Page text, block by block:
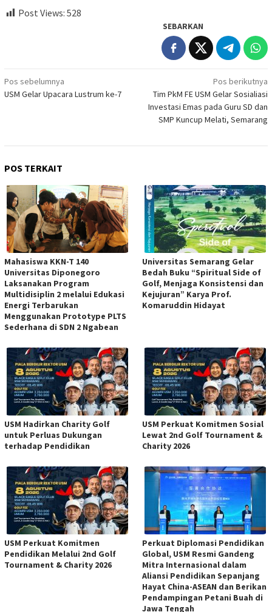
Post Views: 528
SEBARKAN
Navigasi
pos
Pos sebelumnya
USM Gelar Upacara Lustrum ke-7
Pos berikutnya
Tim PkM FE USM Gelar Sosialiasi
Investasi Emas pada Guru SD dan
SMP Kuncup Melati, Semarang
POS TERKAIT
Mahasiswa KKN-T 140
Universitas Diponegoro
Laksanakan Program
Multidisiplin 2 melalui Edukasi
Energi Terbarukan
Menggunakan Prototype PLTS
Sederhana di SDN 2 Ngabean
Universitas Semarang Gelar
Bedah Buku “Spiritual Side of
Golf, Menjaga Konsistensi dan
Kejujuran” Karya Prof.
Komaruddin Hidayat
USM Hadirkan Charity Golf
untuk Perluas Dukungan
terhadap Pendidikan
USM Perkuat Komitmen Sosial
Lewat 2nd Golf Tournament &
Charity 2026
USM Perkuat Komitmen
Pendidikan Melalui 2nd Golf
Tournament & Charity 2026
Perkuat Diplomasi Pendidikan
Global, USM Resmi Gandeng
Mitra Internasional dalam
Aliansi Pendidikan Sepanjang
Hayat China-ASEAN dan Berikan
Pendampingan Petani Buah di
Jawa Tengah